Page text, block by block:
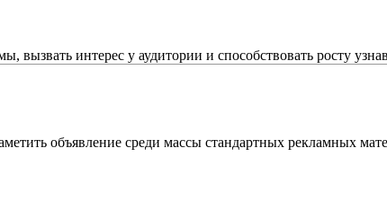
интерес у аудитории и способствовать росту
объявление среди массы стандартных рекламных